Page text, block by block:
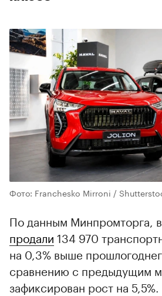
Фото: Franchesko Mirroni /
По данным Минпромторга,
продали 134 970
на 0,3% выше
сравнению с предыдущим
зафиксирован рост на 5,5%.